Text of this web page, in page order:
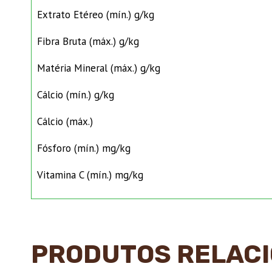
Extrato Etéreo (mín.) g/kg
Fibra Bruta (máx.) g/kg
Matéria Mineral (máx.) g/kg
Cálcio (mín.) g/kg
Cálcio (máx.)
Fósforo (mín.) mg/kg
Vitamina C (mín.) mg/kg
PRODUTOS